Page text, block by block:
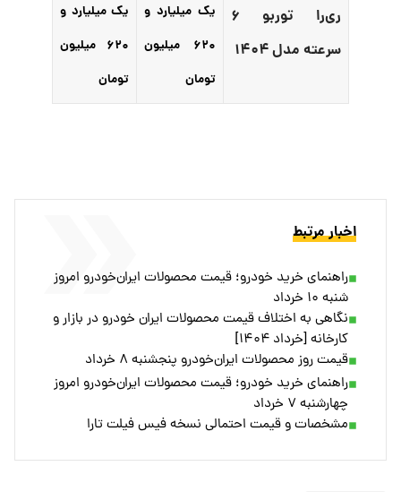
ری‌را توربو ۶
سرعته مدل ۱۴۰۴
یک میلیارد و
۶۲۰ میلیون
تومان
یک میلیارد و
۶۲۰ میلیون
تومان
اخبار مرتبط
راهنمای خرید خودرو؛ قیمت محصولات ایران‌خودرو امروز
شنبه ۱۰ خرداد
نگاهی به اختلاف قیمت محصولات ایران خودرو در بازار و
کارخانه [خرداد ۱۴۰۴]
قیمت روز محصولات ایران‌خودرو پنجشنبه ۸ خرداد
راهنمای خرید خودرو؛ قیمت محصولات ایران‌خودرو امروز
چهارشنبه ۷ خرداد
مشخصات و قیمت احتمالی نسخه فیس فیلت تارا